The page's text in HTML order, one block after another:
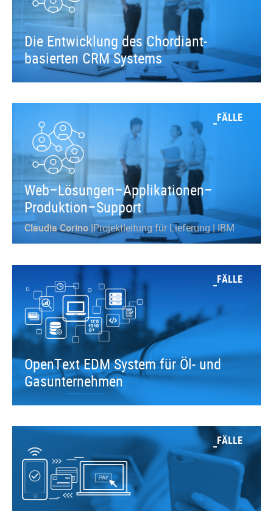
Die Entwicklung des Chordiant-
basierten CRM Systems
FÄLLE
Web–Lösungen–Applikationen–
Produktion–Support
Claudia Corino |Projektleitung für Lieferung | IBM
FÄLLE
OpenText EDM System für Öl- und
Gasunternehmen
FÄLLE